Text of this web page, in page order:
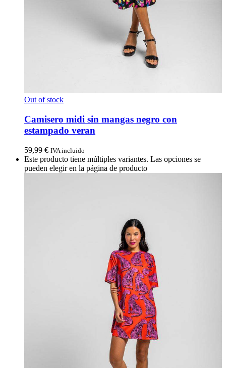
Out of stock
Camisero midi sin mangas negro con
estampado veran
59,99 € IVA incluido
Este producto tiene múltiples variantes. Las opciones se
pueden elegir en la página de producto